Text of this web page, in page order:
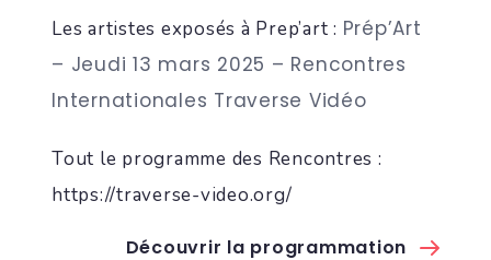
Les artistes exposés à Prep’art : Prép’Art
– Jeudi 13 mars 2025 – Rencontres
Internationales Traverse Vidéo
Tout le programme des Rencontres :
https://traverse-video.org/
Découvrir la programmation